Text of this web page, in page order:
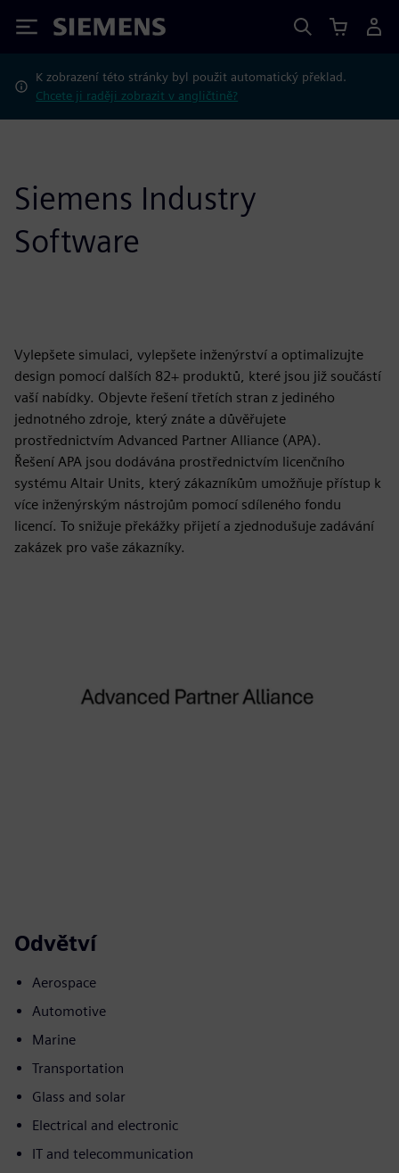
Siemens
K zobrazení této stránky byl použit automatický překlad.
Chcete ji raději zobrazit v angličtině?
Siemens Industry
Software
Vylepšete simulaci, vylepšete inženýrství a optimalizujte
design pomocí dalších 82+ produktů, které jsou již součástí
vaší nabídky. Objevte řešení třetích stran z jediného
jednotného zdroje, který znáte a důvěřujete
prostřednictvím Advanced Partner Alliance (APA).
Řešení APA jsou dodávána prostřednictvím licenčního
systému Altair Units, který zákazníkům umožňuje přístup k
více inženýrským nástrojům pomocí sdíleného fondu
licencí. To snižuje překážky přijetí a zjednodušuje zadávání
zakázek pro vaše zákazníky.
Odvětví
Aerospace
Automotive
Marine
Transportation
Glass and solar
Electrical and electronic
IT and telecommunication